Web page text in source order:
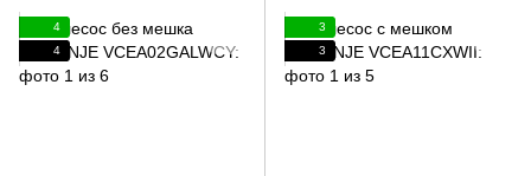
4
4
3
3